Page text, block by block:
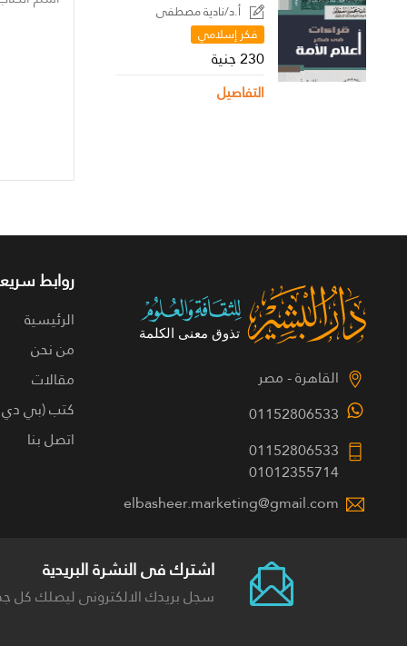
أ.د/نادية مصطفى
فكر إسلامي
230 جنية
التفاصيل
القاهرة - مصر
01152806533
01152806533
01012355714
elbasheer.marketing@gmail.com
روابط
الرئيسية
من نحن
مقالات
كتب (بي
اتصل بنا
اشترك فى النشرة البريدية
سجل بريدك الالكترونى ليصلك كل